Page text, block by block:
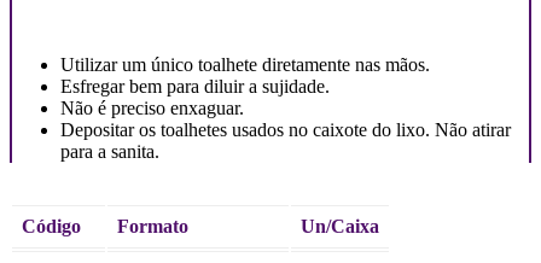
Utilizar um único toalhete diretamente nas mãos.
Esfregar bem para diluir a sujidade.
Não é preciso enxaguar.
Depositar os toalhetes usados no caixote do lixo. Não atirar
para a sanita.
Código Formato Un/Caixa